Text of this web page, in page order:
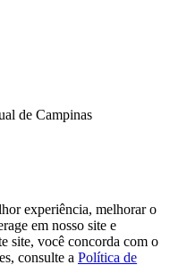
de Campinas
experiência, melhorar o
em nosso site e
site, você concorda com o
consulte a Política de